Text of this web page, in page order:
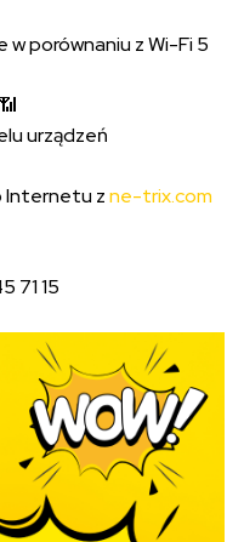
w porównaniu z Wi-Fi 5
urządzeń
Internetu zne-trix.com
71 15